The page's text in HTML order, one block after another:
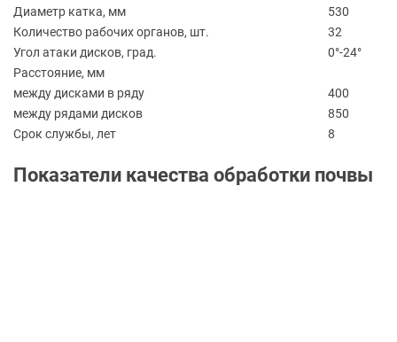
Диаметр катка, мм
530
Количество рабочих органов, шт.
32
Угол атаки дисков, град.
0°-24°
Расстояние, мм
между дисками в ряду
400
между рядами дисков
850
Срок службы, лет
8
Показатели качества обработки почвы